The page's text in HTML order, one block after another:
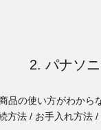
2. パナソ
品の使い方がわから
方法 / お手入れ方法